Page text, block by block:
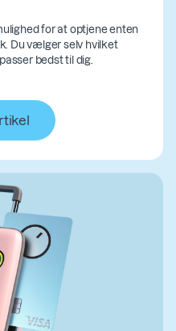
for at optjene enten
Du vælger selv hvilket
bedst til dig.